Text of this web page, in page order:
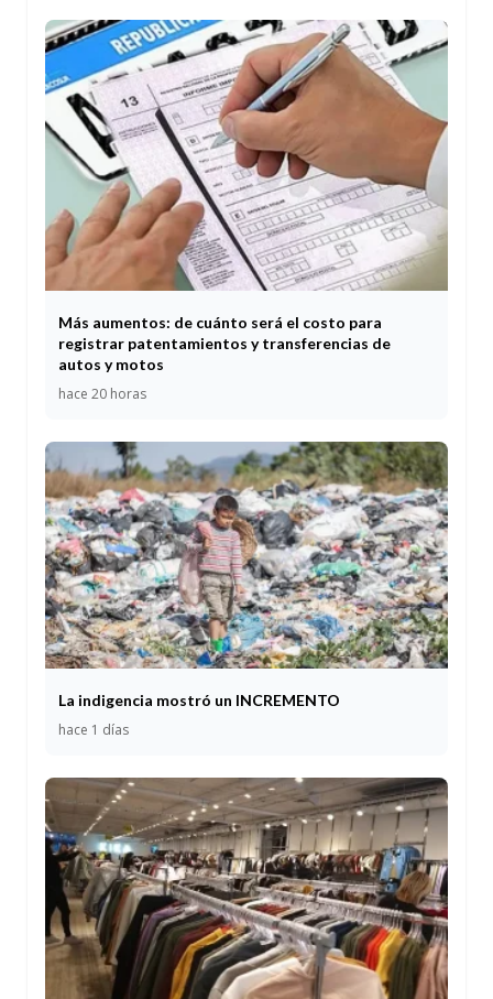
Más aumentos: de cuánto será el costo para
registrar patentamientos y transferencias de
autos y motos
hace 20 horas
La indigencia mostró un INCREMENTO
hace 1 días